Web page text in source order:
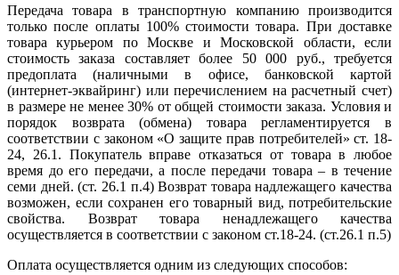
Передача товара в транспортную компанию производится
только после оплаты 100% стоимости товара. При доставке
товара курьером по Москве и Московской области, если
стоимость заказа составляет более 50 000 руб., требуется
предоплата (наличными в офисе, банковской картой
(интернет-эквайринг) или перечислением на расчетный счет)
в размере не менее 30% от общей стоимости заказа. Условия и
порядок возврата (обмена) товара регламентируется в
соответствии с законом «О защите прав потребителей» ст. 18-
24, 26.1. Покупатель вправе отказаться от товара в любое
время до его передачи, а после передачи товара – в течение
семи дней. (ст. 26.1 п.4) Возврат товара надлежащего качества
возможен, если сохранен его товарный вид, потребительские
свойства. Возврат товара ненадлежащего качества
осуществляется в соответствии с законом ст.18-24. (ст.26.1 п.5)
Оплата осуществляется одним из следующих способов: